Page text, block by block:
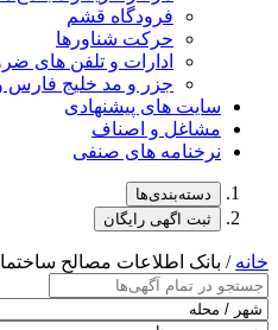
فرودگاه قشم
حرکت شناورها
ادارات و تلفن های
جزر و مد خلیج فارس
سایت های پیشنهادی
مشاغل و اصناف
نرخنامه های صنفی
دسته‌بندی‌ها
ثبت اگهی رایگان
خانه / بانک اطلاعات مصالح